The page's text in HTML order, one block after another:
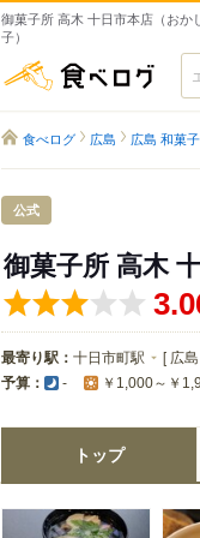
御菓子所 高木 十日市本店（お
子）
食べ
食べログ 広島 広島 和菓子
公式
御菓子所 高木
最寄り駅： 十日市町駅 [ 広島
予算： - ￥1,000～￥
トップ